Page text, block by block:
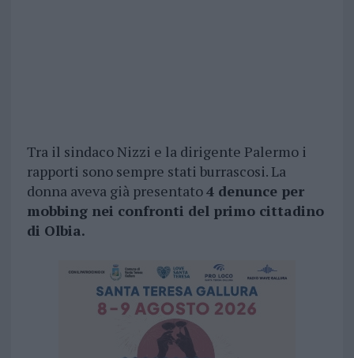
Tra il sindaco Nizzi e la dirigente Palermo i
rapporti sono sempre stati burrascosi. La
donna aveva già presentato4 denunce per
mobbing nei confronti del primo cittadino
di Olbia.